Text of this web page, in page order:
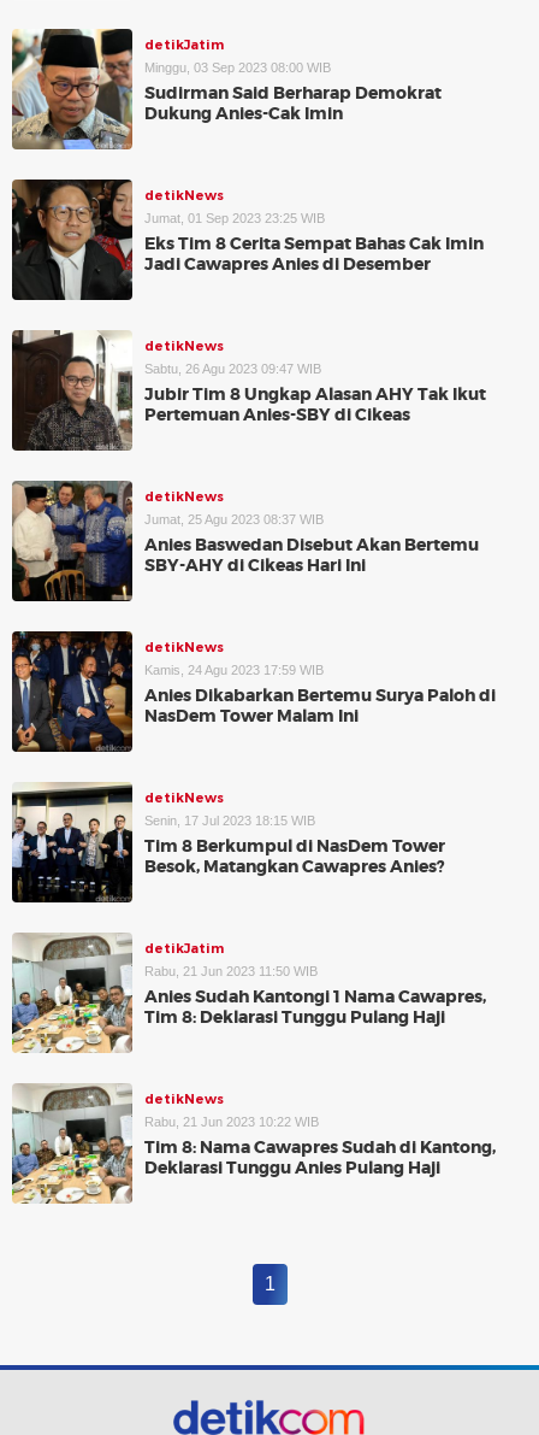
detikJatim
Minggu, 03 Sep 2023 08:00 WIB
Sudirman Said Berharap Demokrat
Dukung Anies-Cak Imin
detikNews
Jumat, 01 Sep 2023 23:25 WIB
Eks Tim 8 Cerita Sempat Bahas Cak Imin
Jadi Cawapres Anies di Desember
detikNews
Sabtu, 26 Agu 2023 09:47 WIB
Jubir Tim 8 Ungkap Alasan AHY Tak Ikut
Pertemuan Anies-SBY di Cikeas
detikNews
Jumat, 25 Agu 2023 08:37 WIB
Anies Baswedan Disebut Akan Bertemu
SBY-AHY di Cikeas Hari Ini
detikNews
Kamis, 24 Agu 2023 17:59 WIB
Anies Dikabarkan Bertemu Surya Paloh di
NasDem Tower Malam Ini
detikNews
Senin, 17 Jul 2023 18:15 WIB
Tim 8 Berkumpul di NasDem Tower
Besok, Matangkan Cawapres Anies?
detikJatim
Rabu, 21 Jun 2023 11:50 WIB
Anies Sudah Kantongi 1 Nama Cawapres,
Tim 8: Deklarasi Tunggu Pulang Haji
detikNews
Rabu, 21 Jun 2023 10:22 WIB
Tim 8: Nama Cawapres Sudah di Kantong,
Deklarasi Tunggu Anies Pulang Haji
1